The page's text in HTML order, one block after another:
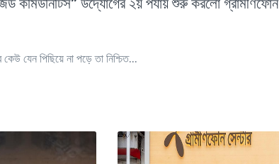
যেন পিছিয়ে না পড়ে তা নিশ্চিত...